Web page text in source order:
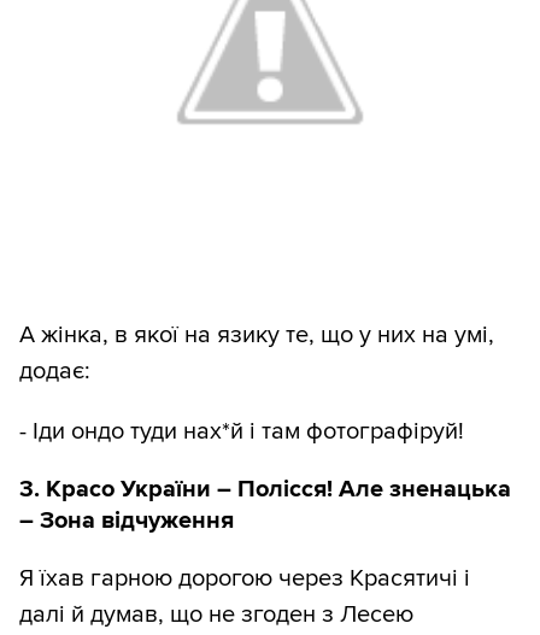
А жінка, в якої на язику те, що у них на умі,
додає:
- Іди ондо туди нах*й і там фотографіруй!
3. Красо України – Полісся! Але зненацька
– Зона відчуження
Я їхав гарною дорогою через Красятичі і
далі й думав, що не згоден з Лесею